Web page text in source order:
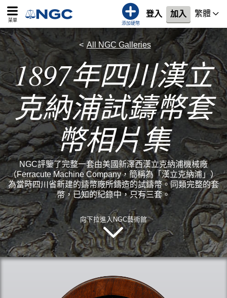
菜單
添加硬幣
登入 加入 繁體
All NGC Galleries
1897年四川漢立
克納浦試鑄幣套
幣相片集
NGC評鑒了完整一套由美國新澤西漢立克納浦機械廠
（Ferracute Machine Company，簡稱為「漢立克納浦」）
為當時四川省新建的鑄幣廠所鑄造的試鑄幣。同類完整的套
幣，已知的紀錄中，只有三套。
向下拉進入NGC藝術館